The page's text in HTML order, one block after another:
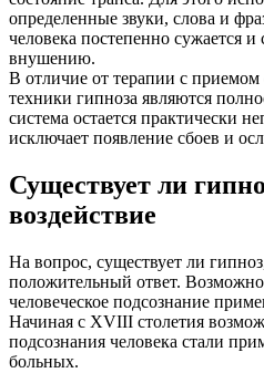
определенные звуки, слова и
человека постепенно сужается
внушению.
В отличие от терапии с
техники гипноза являются
система остается практически
исключает появление сбоев и
Существует ли
воздействие
На вопрос, существует ли
положительный ответ.
человеческое подсознание
Начиная с XVIII столетия
подсознания человека стали
больных.